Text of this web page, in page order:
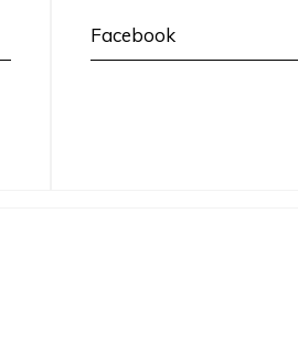
Facebook